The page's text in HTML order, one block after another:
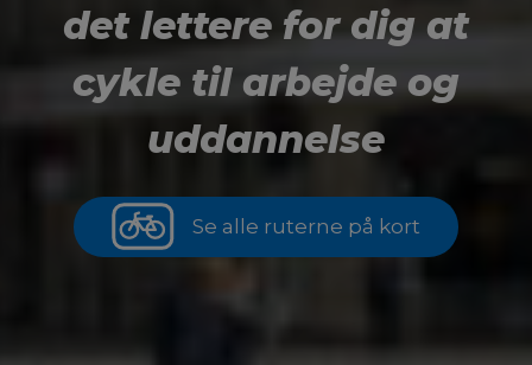
det lettere for dig at
cykle til arbejde og
uddannelse
Se alle ruterne på kort